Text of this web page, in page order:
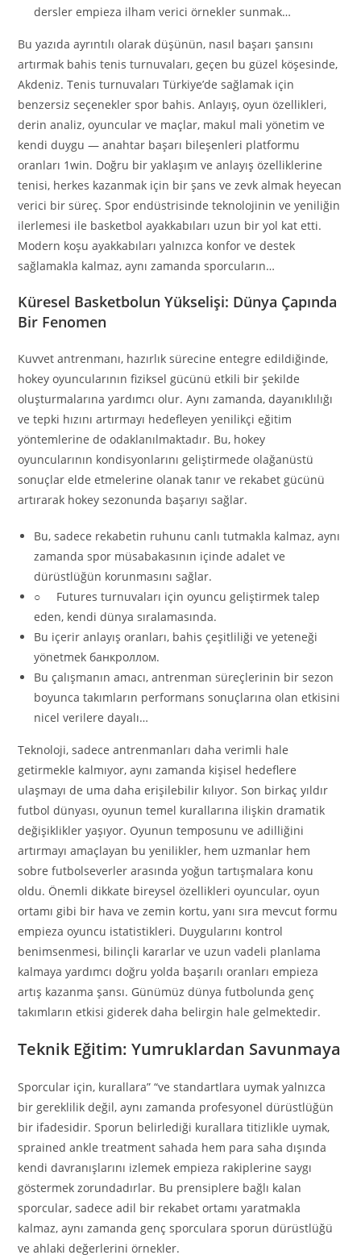
dersler empieza ilham verici örnekler sunmak…
Bu yazıda ayrıntılı olarak düşünün, nasıl başarı şansını
artırmak bahis tenis turnuvaları, geçen bu güzel köşesinde,
Akdeniz. Tenis turnuvaları Türkiye’de sağlamak için
benzersiz seçenekler spor bahis. Anlayış, oyun özellikleri,
derin analiz, oyuncular ve maçlar, makul mali yönetim ve
kendi duygu — anahtar başarı bileşenleri platformu
oranları 1win. Doğru bir yaklaşım ve anlayış özelliklerine
tenisi, herkes kazanmak için bir şans ve zevk almak heyecan
verici bir süreç. Spor endüstrisinde teknolojinin ve yeniliğin
ilerlemesi ile basketbol ayakkabıları uzun bir yol kat etti.
Modern koşu ayakkabıları yalnızca konfor ve destek
sağlamakla kalmaz, aynı zamanda sporcuların…
Küresel Basketbolun Yükselişi: Dünya Çapında
Bir Fenomen
Kuvvet antrenmanı, hazırlık sürecine entegre edildiğinde,
hokey oyuncularının fiziksel gücünü etkili bir şekilde
oluşturmalarına yardımcı olur. Aynı zamanda, dayanıklılığı
ve tepki hızını artırmayı hedefleyen yenilikçi eğitim
yöntemlerine de odaklanılmaktadır. Bu, hokey
oyuncularının kondisyonlarını geliştirmede olağanüstü
sonuçlar elde etmelerine olanak tanır ve rekabet gücünü
artırarak hokey sezonunda başarıyı sağlar.
Bu, sadece rekabetin ruhunu canlı tutmakla kalmaz, aynı
zamanda spor müsabakasının içinde adalet ve
dürüstlüğün korunmasını sağlar.
○ Futures turnuvaları için oyuncu geliştirmek talep
eden, kendi dünya sıralamasında.
Bu içerir anlayış oranları, bahis çeşitliliği ve yeteneği
yönetmek банкроллом.
Bu çalışmanın amacı, antrenman süreçlerinin bir sezon
boyunca takımların performans sonuçlarına olan etkisini
nicel verilere dayalı…
Teknoloji, sadece antrenmanları daha verimli hale
getirmekle kalmıyor, aynı zamanda kişisel hedeflere
ulaşmayı de uma daha erişilebilir kılıyor. Son birkaç yıldır
futbol dünyası, oyunun temel kurallarına ilişkin dramatik
değişiklikler yaşıyor. Oyunun temposunu ve adilliğini
artırmayı amaçlayan bu yenilikler, hem uzmanlar hem
sobre futbolseverler arasında yoğun tartışmalara konu
oldu. Önemli dikkate bireysel özellikleri oyuncular, oyun
ortamı gibi bir hava ve zemin kortu, yanı sıra mevcut formu
empieza oyuncu istatistikleri. Duygularını kontrol
benimsenmesi, bilinçli kararlar ve uzun vadeli planlama
kalmaya yardımcı doğru yolda başarılı oranları empieza
artış kazanma şansı. Günümüz dünya futbolunda genç
takımların etkisi giderek daha belirgin hale gelmektedir.
Teknik Eğitim: Yumruklardan Savunmaya
Sporcular için, kurallara” “ve standartlara uymak yalnızca
bir gereklilik değil, aynı zamanda profesyonel dürüstlüğün
bir ifadesidir. Sporun belirlediği kurallara titizlikle uymak,
sprained ankle treatment sahada hem para saha dışında
kendi davranışlarını izlemek empieza rakiplerine saygı
göstermek zorundadırlar. Bu prensiplere bağlı kalan
sporcular, sadece adil bir rekabet ortamı yaratmakla
kalmaz, aynı zamanda genç sporculara sporun dürüstlüğü
ve ahlaki değerlerini örnekler.